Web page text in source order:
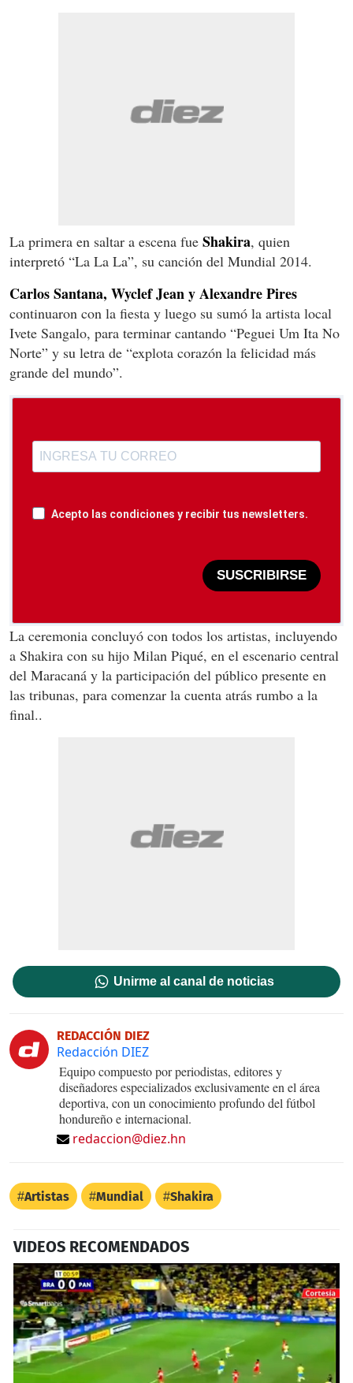
La primera en saltar a escena fue Shakira, quien
interpretó “La La La”, su canción del Mundial 2014.
Carlos Santana, Wyclef Jean y Alexandre Pires
continuaron con la fiesta y luego su sumó la artista local
Ivete Sangalo, para terminar cantando “Peguei Um Ita No
Norte” y su letra de “explota corazón la felicidad más
grande del mundo”.
Acepto las condiciones y recibir tus newsletters.
SUSCRIBIRSE
La ceremonia concluyó con todos los artistas, incluyendo
a Shakira con su hijo Milan Piqué, en el escenario central
del Maracaná y la participación del público presente en
las tribunas, para comenzar la cuenta atrás rumbo a la
final..
Unirme al canal de noticias
REDACCIÓN DIEZ
Redacción DIEZ
Equipo compuesto por periodistas, editores y
diseñadores especializados exclusivamente en el área
deportiva, con un conocimiento profundo del fútbol
hondureño e internacional.
redaccion@diez.hn
Artistas Mundial Shakira
VIDEOS RECOMENDADOS